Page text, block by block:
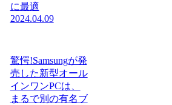
に最適
2024.04.09
驚愕!Samsungが発
売した新型オール
インワンPCは、
まるで別の有名ブ